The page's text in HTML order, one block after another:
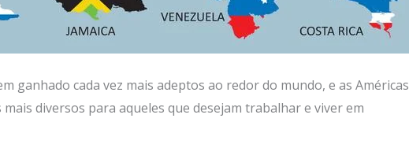
ganhado cada vez mais adeptos ao redor do mundo, e as Américas
diversos para aqueles que desejam trabalhar e viver em